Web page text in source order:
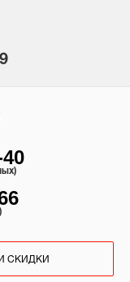
СКИДКИ